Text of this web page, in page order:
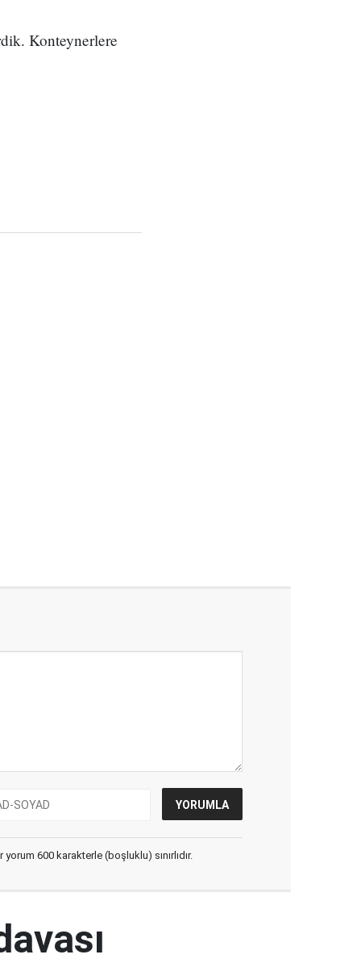
Konteynerlere
600 karakterle (boşluklu) sınırlıdır.